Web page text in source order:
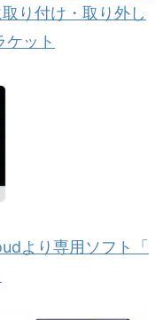
り付け・取り外し
ケット
より専用ソフト「